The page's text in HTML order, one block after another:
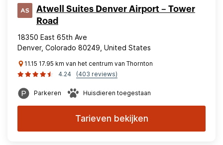
Atwell Suites Denver Airport – Tower
Road
18350 East 65th Ave
Denver, Colorado 80249, United States
11.15 17.95 km van het centrum van Thornton
4.24
(403 reviews)
Parkeren Huisdieren toegestaan
Tarieven bekijken